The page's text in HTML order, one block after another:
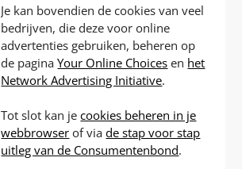
Je kan bovendien de cookies van veel
bedrijven, die deze voor online
advertenties gebruiken, beheren op
de paginaYour Online Choices en het
Network Advertising Initiative.
Tot slot kan jecookies beheren in je
webbrowser of viade stap voor stap
uitleg van de Consumentenbond.